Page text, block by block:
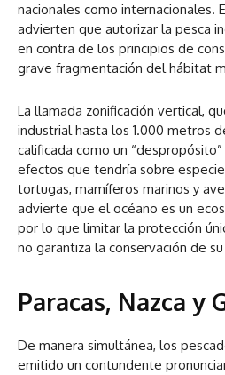
nacionales como internacionales.
advierten que autorizar la pesca
en contra de los principios de
grave fragmentación del hábitat
La llamada zonificación vertical,
industrial hasta los 1.000 metros
calificada como un
efectos que tendría sobre
tortugas, mamíferos marinos y
advierte que el océano es un
por lo que limitar la protección
no garantiza la conservación de
Paracas, Nazca y
De manera simultánea, los
emitido un contundente